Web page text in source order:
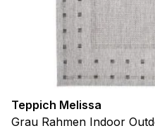
Teppich Melissa
Grau Rahmen Indoor